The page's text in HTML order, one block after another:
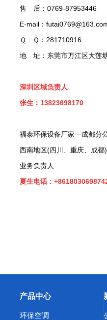
售 后：0769-87953446
E-mail：
Ｑ Ｑ：281710916
地 址：东莞市万江区大莲
深圳区域负责人
张生：13823698170
福泰环保设备厂家—成都分
西南地区(四川、重庆、成都)
业务负责人
夏生电话：
产品中心
环保空调